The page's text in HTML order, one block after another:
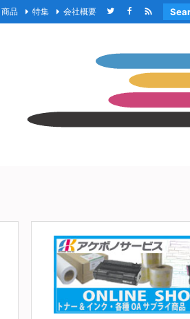
商品 特集 会社概要 